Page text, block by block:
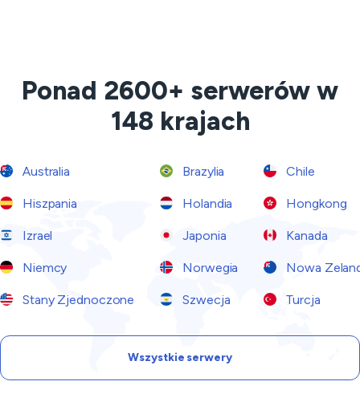
Ponad 2600+ serwerów w
148 krajach
Australia Brazylia Chile
Hiszpania Holandia Hongkong
Izrael Japonia Kanada
Niemcy Norwegia Nowa
Stany Zjednoczone Szwecja Turcja
Wszystkie serwery